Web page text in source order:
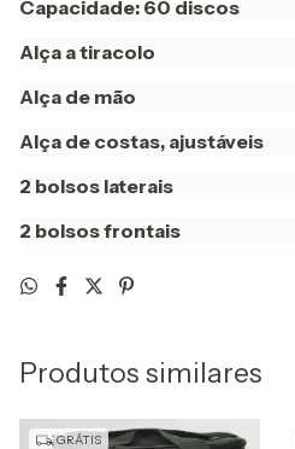
Capacidade: 60 discos
Alça a tiracolo
Alça de mão
Alça de costas, ajustáveis
2 bolsos laterais
2 bolsos frontais
Produtos similares
GRÁTIS